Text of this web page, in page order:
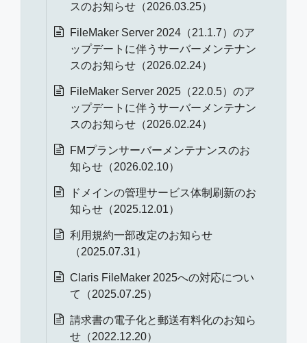
スのお知らせ（2026.03.25）
FileMaker Server 2024（21.1.7）のア
ップデートに伴うサーバーメンテナン
スのお知らせ（2026.02.24）
FileMaker Server 2025（22.0.5）のア
ップデートに伴うサーバーメンテナン
スのお知らせ（2026.02.24）
FMプランサーバーメンテナンスのお
知らせ（2026.02.10）
ドメインの管理サービス体制刷新のお
知らせ（2025.12.01）
利用規約一部改定のお知らせ
（2025.07.31）
Claris FileMaker 2025への対応につい
て（2025.07.25）
請求書の電子化と郵送有料化のお知ら
せ（2022.12.20）